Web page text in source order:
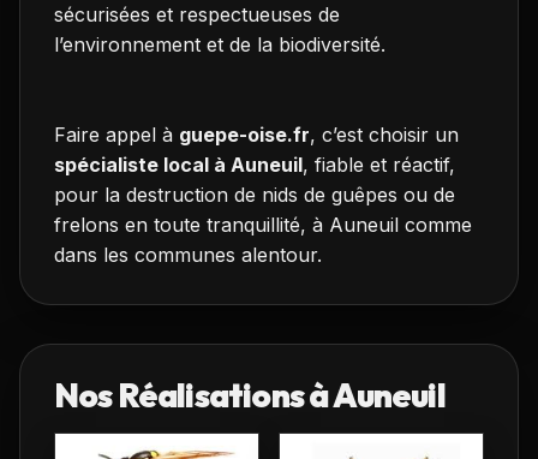
sécurisées et respectueuses de
l’environnement et de la biodiversité.
Faire appel à guepe-oise.fr, c’est choisir un
spécialiste local à Auneuil, fiable et réactif,
pour la destruction de nids de guêpes ou de
frelons en toute tranquillité, à Auneuil comme
dans les communes alentour.
Nos Réalisations àAuneuil